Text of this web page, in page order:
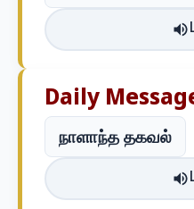
Daily
நாளாந்த தகவல்